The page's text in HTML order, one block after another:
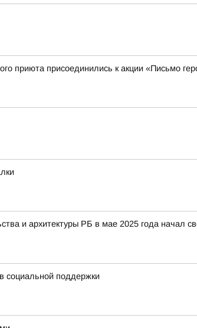
приюта присоединились к акции «Письмо
и архитектуры РБ в мае 2025 года начал
социальной поддержки